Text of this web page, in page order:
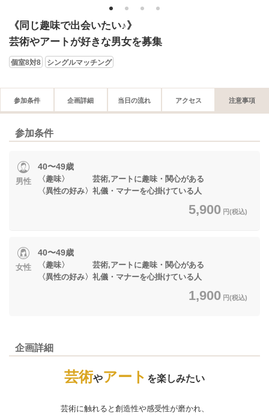
1 2 3 4
《同じ趣味で出会いたい♪》
芸術やアートが好きな男女を募集
個室8対8 シングルマッチング
参加条件 企画詳細 当日の流れ アクセス 注意事項
参加条件
男性
40〜49歳
〈趣味〉 芸術,アートに趣味・関心がある
〈異性の好み〉礼儀・マナーを心掛けている人
5,900 円(税込)
女性
40〜49歳
〈趣味〉 芸術,アートに趣味・関心がある
〈異性の好み〉礼儀・マナーを心掛けている人
1,900 円(税込)
企画詳細
芸術やアート を楽しみたい
芸術に触れると創造性や感受性が磨かれ、